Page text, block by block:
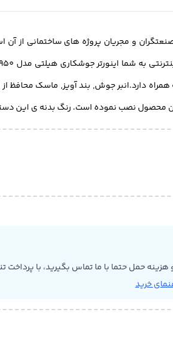
و مجریان پروژه های ساختمانی از آن
نصب نموده است. رنگ بدنه ی این
حمل حتما با ما تماس بگیرید، با پرداخت
خرید